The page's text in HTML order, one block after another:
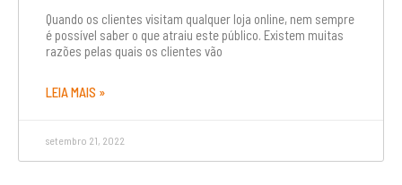
Quando os clientes visitam qualquer loja online, nem sempre
é possível saber o que atraiu este público. Existem muitas
razões pelas quais os clientes vão
LEIA MAIS »
setembro 21, 2022